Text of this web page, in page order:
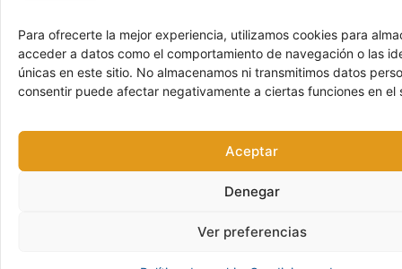
Para ofrecerte la mejor experiencia, utilizamos cookies para
acceder a datos como el comportamiento de navegación o las
únicas en este sitio. No almacenamos ni transmitimos datos
consentir puede afectar negativamente a ciertas funciones en el
Aceptar
Denegar
Ver preferencias